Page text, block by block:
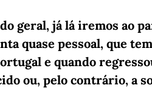
geral, já lá iremos ao
quase pessoal, que
e quando
ou, pelo contrário, a